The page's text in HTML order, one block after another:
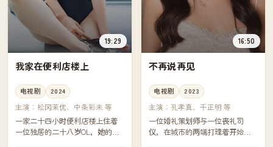
19:29
我家在便利店楼上
电视剧 2024
主演： 松冈茉优、中条彩未 等
一家二十四小时便利店楼上住着
一位独居的二十八岁OL，她的生
16:50
不再说再见
电视剧 2023
主演：孔孝真、千正明 等
一位婚礼策划师与一位丧礼司
仪，在城市的两端打理着开始与